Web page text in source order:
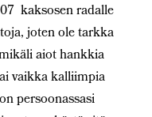
kaksosen radalle
joten ole tarkka
aiot hankkia
vaikka kalliimpia
persoonassasi